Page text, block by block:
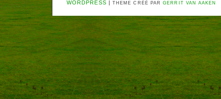
WORDPRESS | THEME CRÉÉ PARGERRIT VAN AAKEN